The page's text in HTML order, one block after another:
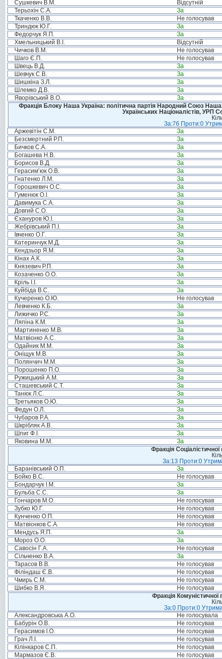
Сушкевич В.М.
Відсутній
Терьохін С.А.
За
Ткаченко В.В.
Не голосував
Триндюк Ю.Г.
За
Федорчук Я.П.
За
Хмельницький В.І.
Відсутній
Чичков В.М.
Не голосував
Шаго Є.П.
Не голосував
Швець В.Д.
За
Шевчук С.В.
За
Шишкіна З.Л.
За
Шлемко Д.В.
За
Яворівський В.О.
За
Фракція Блоку Наша Україна: політична партія Народний Союз Наша
Українських Націоналістів, УРП
За:76 Проти:0
Аржевітін С.М.
За
Безсмертний Р.П.
За
Бичков С.А.
За
Богашева Н.В.
За
Борисов В.Д.
За
Герасим’юк О.В.
За
Гнатенко Л.М.
За
Горошкевич О.С.
За
Гуменюк О.І.
За
Давимука С.А.
За
Довгий С.О.
За
Єхануров Ю.І.
За
Жебрівський П.І.
За
Івченко О.Г.
За
Катеринчук М.Д.
За
Кендзьор Я.М.
За
Кінах А.К.
За
Князевич Р.П.
За
Козаченко О.О.
За
Кріль І.І.
За
Куйбіда В.С.
За
Кучеренко О.Ю.
Не голосував
Левченко К.Б.
За
Лижичко Р.С.
За
Ляпіна К.М.
За
Мартиненко М.В.
За
Матвієнко А.С.
За
Одайник М.М.
За
Оніщук М.В.
За
Полянчич М.М.
За
Порошенко П.О.
За
Ружицький А.М.
За
Сташевський С.Т.
За
Танюк Л.С.
За
Третьяков О.Ю.
За
Федун О.Л.
За
Чубаров Р.А.
За
Шкрібляк А.В.
За
Шпиг Ф.І.
За
Яковина М.М.
За
Фракція Соціалістичної
За:13 Проти:0
Баранівський О.П.
За
Бойко В.С.
Не голосував
Бондарчук І.М.
За
Бульба С.С.
За
Гончаров М.О.
Не голосував
Зубко Ю.Г.
Не голосував
Кунченко О.П.
Не голосував
Матвієнков С.А.
Не голосував
Мендусь Я.П.
За
Мороз О.О.
За
Савосін Г.А.
Не голосував
Сільченко В.А.
За
Тарасов В.В.
Не голосував
Філіндаш Є.В.
Не голосував
Чмирь С.М.
Не голосував
Шибко В.Я.
Не голосував
Фракція Комуністичної
За:0 Проти:0
Александровська А.О.
Не голосувала
Бабурін О.В.
Не голосував
Герасимов І.О.
Не голосував
Грач Л.І.
Не голосував
Кілінкаров С.П.
Не голосував
Мармазов Є.В.
Не голосував